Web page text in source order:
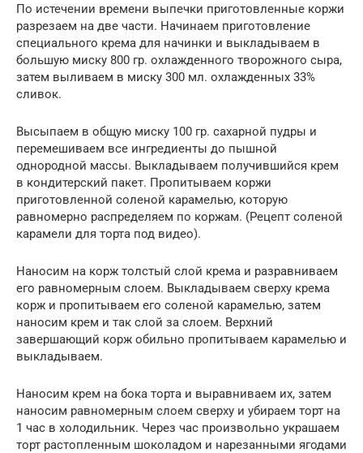
По истечении времени выпечки приготовленные коржи
разрезаем на две части. Начинаем приготовление
специального крема для начинки и выкладываем в
большую миску 800 гр. охлажденного творожного сыра,
затем выливаем в миску 300 мл. охлажденных 33%
сливок.
Высыпаем в общую миску 100 гр. сахарной пудры и
перемешиваем все ингредиенты до пышной
однородной массы. Выкладываем получившийся крем
в кондитерский пакет. Пропитываем коржи
приготовленной соленой карамелью, которую
равномерно распределяем по коржам. (Рецепт соленой
карамели для торта под видео).
Наносим на корж толстый слой крема и разравниваем
его равномерным слоем. Выкладываем сверху крема
корж и пропитываем его соленой карамелью, затем
наносим крем и так слой за слоем. Верхний
завершающий корж обильно пропитываем карамелью и
выкладываем.
Наносим крем на бока торта и выравниваем их, затем
наносим равномерным слоем сверху и убираем торт на
1 час в холодильник. Через час произвольно украшаем
торт растопленным шоколадом и нарезанными ягодами